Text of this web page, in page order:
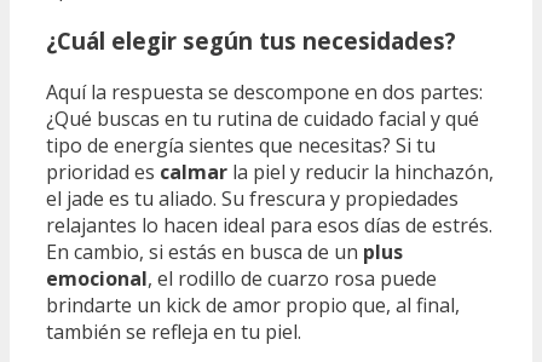
¿Cuál elegir según tus necesidades?
Aquí la respuesta se descompone en dos partes:
¿Qué buscas en tu rutina de cuidado facial y qué
tipo de energía sientes que necesitas? Si tu
prioridad es calmar la piel y reducir la hinchazón,
el jade es tu aliado. Su frescura y propiedades
relajantes lo hacen ideal para esos días de estrés.
En cambio, si estás en busca de un plus
emocional, el rodillo de cuarzo rosa puede
brindarte un kick de amor propio que, al final,
también se refleja en tu piel.